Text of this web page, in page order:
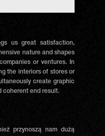
us great satisfaction,
nature and shapes
or ventures. In
the interiors of stores or
create graphic
coherent end result.
przynoszą nam dużą